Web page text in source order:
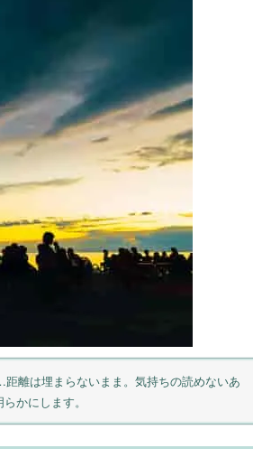
離は埋まらないまま。気持ちの読めないあ
かにします。